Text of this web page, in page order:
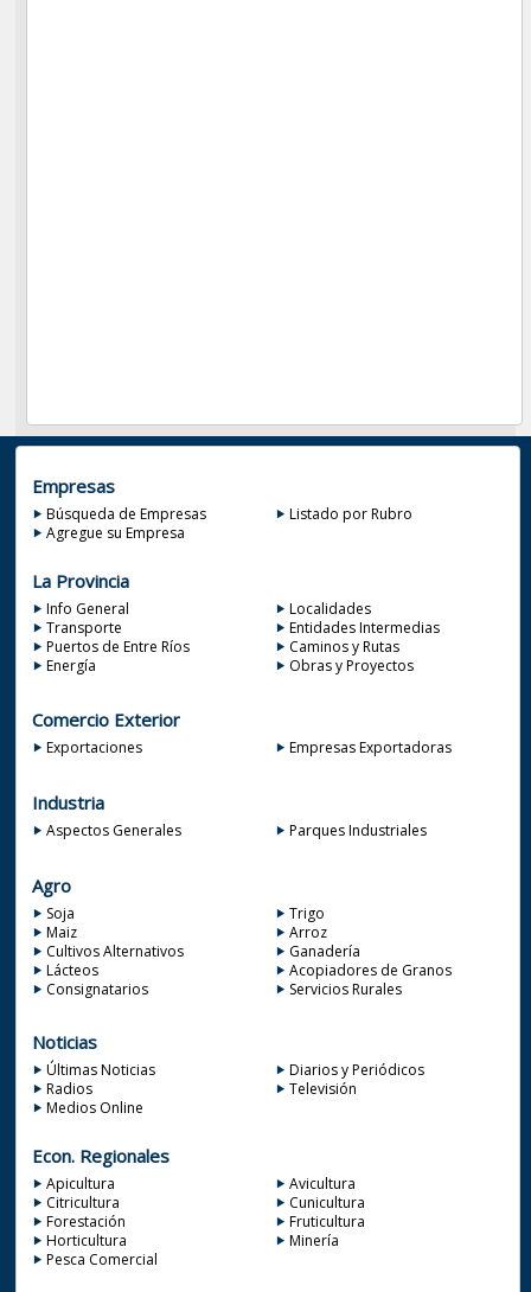
Empresas
Búsqueda de Empresas
Listado por Rubro
Agregue su Empresa
La Provincia
Info General
Localidades
Transporte
Entidades Intermedias
Puertos de Entre Ríos
Caminos y Rutas
Energía
Obras y Proyectos
Comercio Exterior
Exportaciones Empresas Exportadoras
Industria
Aspectos Generales Parques Industriales
Agro
Soja
Trigo
Maiz
Arroz
Cultivos Alternativos
Ganadería
Lácteos
Acopiadores de Granos
Consignatarios
Servicios Rurales
Noticias
Últimas Noticias
Diarios y Periódicos
Radios
Televisión
Medios Online
Econ. Regionales
Apicultura
Avicultura
Citricultura
Cunicultura
Forestación
Fruticultura
Horticultura
Minería
Pesca Comercial